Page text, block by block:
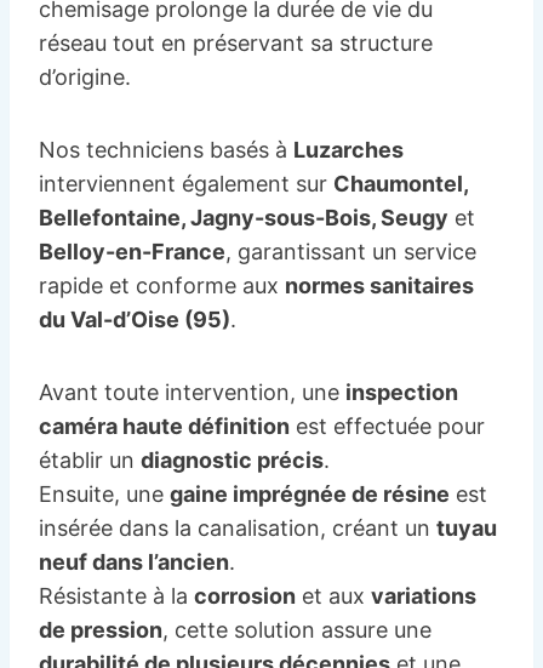
chemisage prolonge la durée de vie du
réseau tout en préservant sa structure
d’origine.
Nos techniciens basés à Luzarches
interviennent également sur Chaumontel,
Bellefontaine, Jagny-sous-Bois, Seugy et
Belloy-en-France, garantissant un service
rapide et conforme aux normes sanitaires
du Val-d’Oise (95).
Avant toute intervention, une inspection
caméra haute définition est effectuée pour
établir un diagnostic précis.
Ensuite, une gaine imprégnée de résine est
insérée dans la canalisation, créant un tuyau
neuf dans l’ancien.
Résistante à la corrosion et aux variations
de pression, cette solution assure une